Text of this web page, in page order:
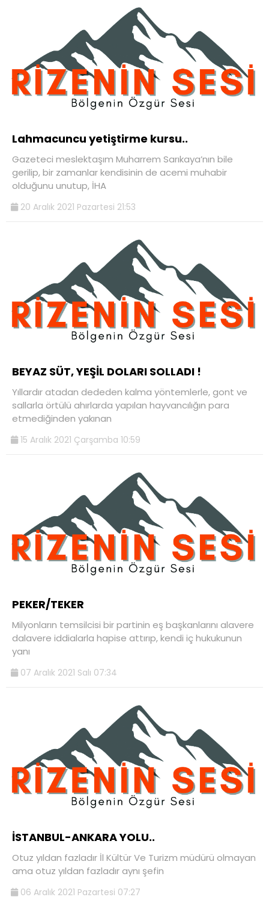
Lahmacuncu yetiştirme kursu..
Gazeteci meslektaşım Muharrem Sarıkaya’nın bile
gerilip, bir zamanlar kendisinin de acemi muhabir
olduğunu unutup, İHA
20 Aralık 2021 Pazartesi 21:53
BEYAZ SÜT, YEŞİL DOLARI SOLLADI !
Yıllardır atadan dededen kalma yöntemlerle, gont ve
sallarla örtülü ahırlarda yapılan hayvancılığın para
etmediğinden yakınan
15 Aralık 2021 Çarşamba 10:59
PEKER/TEKER
Milyonların temsilcisi bir partinin eş başkanlarını alavere
dalavere iddialarla hapise attırıp, kendi iç hukukunun
yanı
07 Aralık 2021 Salı 07:34
İSTANBUL-ANKARA YOLU..
Otuz yıldan fazladır İl Kültür Ve Turizm müdürü olmayan
ama otuz yıldan fazladır aynı şefin
06 Aralık 2021 Pazartesi 07:27